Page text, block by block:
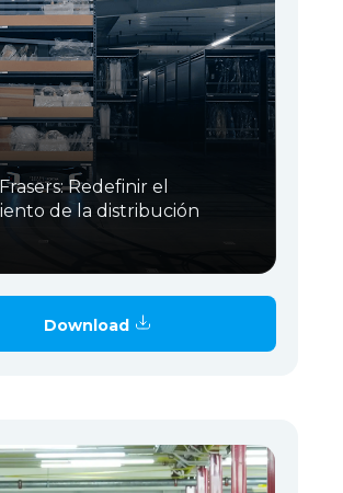
Redefinir el
de la distribución
Download